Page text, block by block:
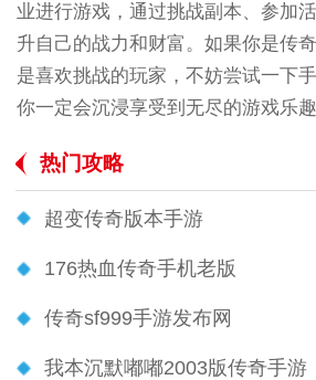
业进行游戏，通过挑战副本、参加
升自己的战力和财富。如果你是传
是喜欢挑战的玩家，不妨尝试一下
你一定会沉浸享受到无尽的游戏乐趣
热门攻略
超变传奇版本手游
176热血传奇手机老版
传奇sf999手游发布网
我本沉默嘟嘟2003版传奇手游